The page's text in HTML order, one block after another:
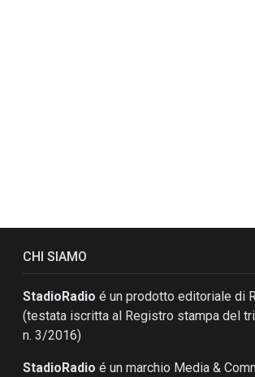
CHI SIAMO
StadioRadio é un prodotto editoriale di
(testata iscritta al Registro stampa del
n. 3/2016)
StadioRadio é un marchio Media &